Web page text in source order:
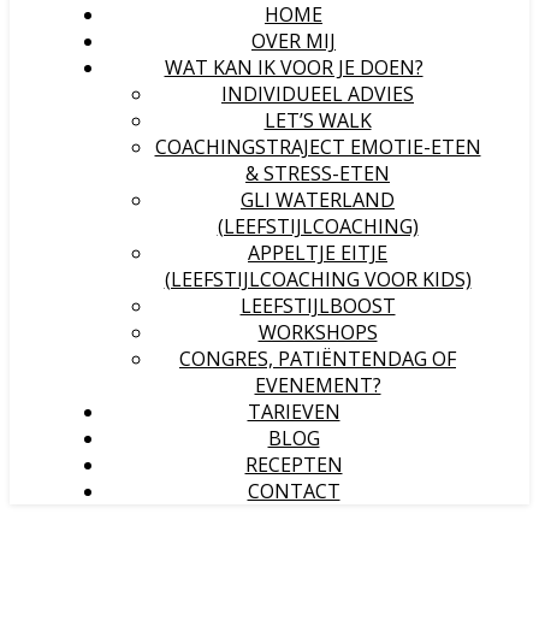
HOME
OVER MIJ
WAT KAN IK VOOR JE DOEN?
INDIVIDUEEL ADVIES
LET’S WALK
COACHINGSTRAJECT EMOTIE-ETEN
& STRESS-ETEN
GLI WATERLAND
(LEEFSTIJLCOACHING)
APPELTJE EITJE
(LEEFSTIJLCOACHING VOOR KIDS)
LEEFSTIJLBOOST
WORKSHOPS
CONGRES, PATIËNTENDAG OF
EVENEMENT?
TARIEVEN
BLOG
RECEPTEN
CONTACT